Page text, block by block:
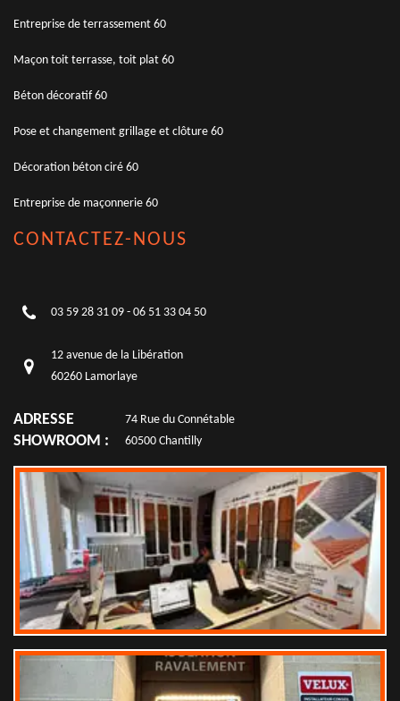
Entreprise de terrassement 60
Maçon toit terrasse, toit plat 60
Béton décoratif 60
Pose et changement grillage et clôture 60
Décoration béton ciré 60
Entreprise de maçonnerie 60
CONTACTEZ-NOUS
03 59 28 31 09 - 06 51 33 04 50
12 avenue de la Libération
60260 Lamorlaye
ADRESSE
SHOWROOM :
74 Rue du Connétable
60500 Chantilly